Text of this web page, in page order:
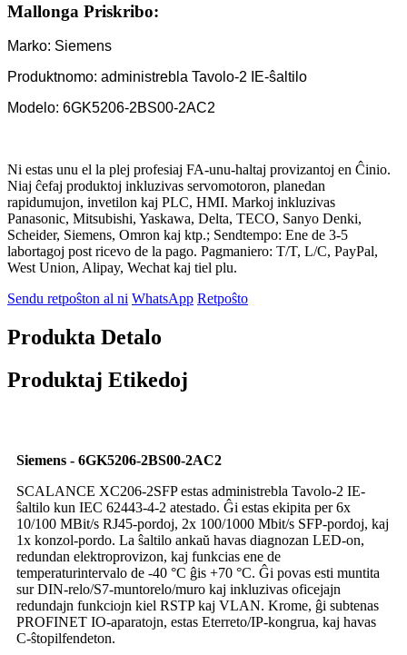
Mallonga Priskribo:
Marko: Siemens
Produktnomo: administrebla Tavolo-2 IE-ŝaltilo
Modelo: 6GK5206-2BS00-2AC2
Ni estas unu el la plej profesiaj FA-unu-haltaj provizantoj en Ĉinio.
Niaj ĉefaj produktoj inkluzivas servomotoron, planedan
rapidumujon, invetilon kaj PLC, HMI. Markoj inkluzivas
Panasonic, Mitsubishi, Yaskawa, Delta, TECO, Sanyo Denki,
Scheider, Siemens, Omron kaj ktp.; Sendtempo: Ene de 3-5
labortagoj post ricevo de la pago. Pagmaniero: T/T, L/C, PayPal,
West Union, Alipay, Wechat kaj tiel plu.
Sendu retpoŝton al ni WhatsApp Retpoŝto
Produkta Detalo
Produktaj Etikedoj
Siemens - 6GK5206-2BS00-2AC2
SCALANCE XC206-2SFP estas administrebla Tavolo-2 IE-
ŝaltilo kun IEC 62443-4-2 atestado. Ĝi estas ekipita per 6x
10/100 MBit/s RJ45-pordoj, 2x 100/1000 Mbit/s SFP-pordoj, kaj
1x konzol-pordo. La ŝaltilo ankaŭ havas diagnozan LED-on,
redundan elektroprovizon, kaj funkcias ene de
temperaturintervalo de -40 °C ĝis +70 °C. Ĝi povas esti muntita
sur DIN-relo/S7-muntorelo/muro kaj inkluzivas oficejajn
redundajn funkciojn kiel RSTP kaj VLAN. Krome, ĝi subtenas
PROFINET IO-aparatojn, estas Eterreto/IP-kongrua, kaj havas
C-ŝtopilfendeton.